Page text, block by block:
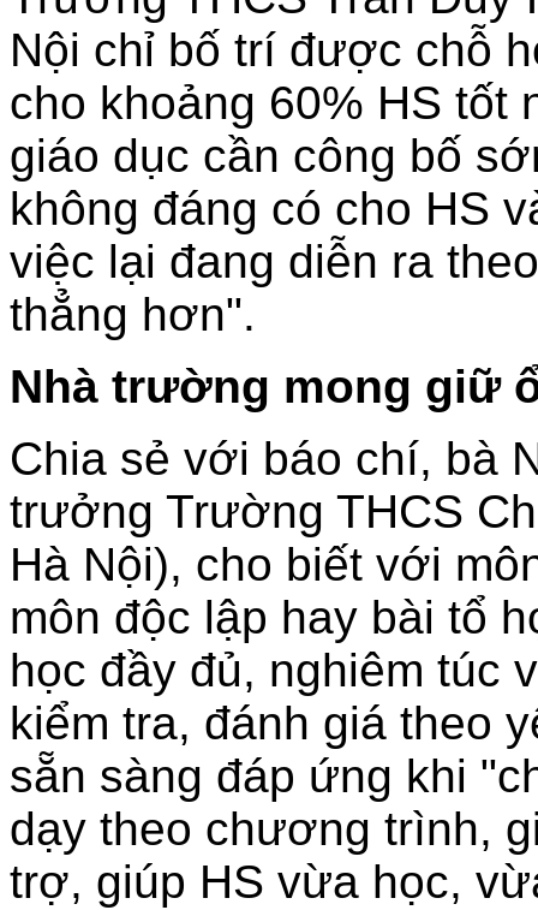
Nội chỉ bố trí được chỗ
cho khoảng 60% HS tốt
giáo dục cần công bố
không đáng có cho HS
việc lại đang diễn ra
thẳng hơn".
Nhà trường mong giữ
Chia sẻ với báo chí, bà
trưởng Trường THCS
Hà Nội), cho biết với
môn độc lập hay bài tổ
học đầy đủ, nghiêm túc
kiểm tra, đánh giá theo
sẵn sàng đáp ứng khi
dạy theo chương trình,
trợ, giúp HS vừa học,